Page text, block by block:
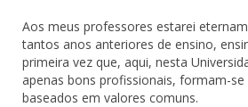
Aos meus professores estarei
tantos anos anteriores de ensino,
primeira vez que, aqui, nesta
apenas bons profissionais, formam-se
baseados em valores comuns.